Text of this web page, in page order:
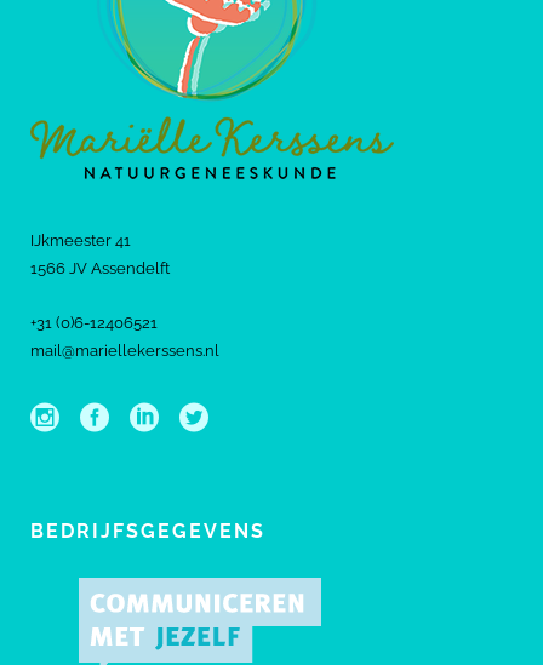
IJkmeester 41
1566 JV Assendelft
+31 (0)6-12406521
mail@mariellekerssens.nl
BEDRIJFSGEGEVENS